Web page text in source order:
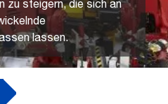
zu steigern, die sich an
lassen.